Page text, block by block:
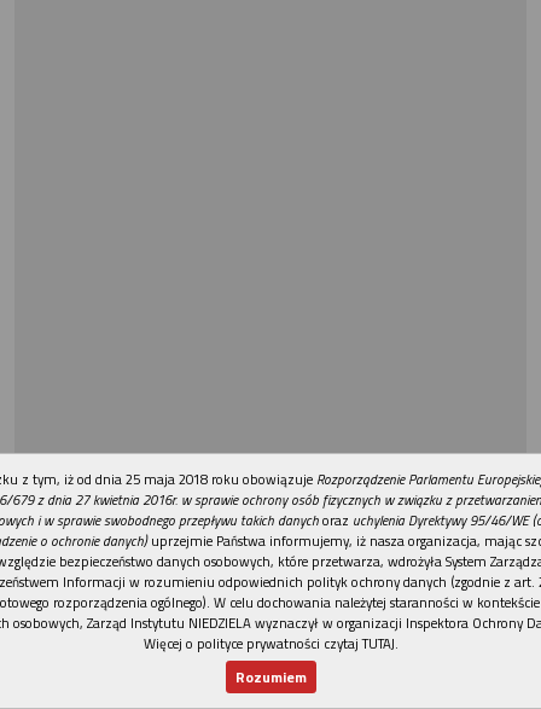
REKLAMA
z tym, iż od dnia 25 maja 2018 roku obowiązuje Rozporządzenie Parlamentu
679 z dnia 27 kwietnia 2016r. w sprawie ochrony osób fizycznych w związku z
i w sprawie swobodnego przepływu takich danychoraz uchylenia Dyrektywy 95/46/WE
o ochronie danych)uprzejmie Państwa informujemy, iż nasza organizacja, mając
bezpieczeństwo danych osobowych, które przetwarza, wdrożyła System
Informacji w rozumieniu odpowiednich polityk ochrony danych (zgodnie z art.
rozporządzenia ogólnego). W celu dochowania należytej staranności w
osobowych, Zarząd Instytutu NIEDZIELA wyznaczył w organizacji Inspektora Ochrony
Więcej o polityce prywatności czytaj TUTAJ.
Rozumiem